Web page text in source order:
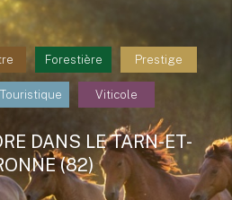
Forestière Prestige
Touristique Viticole
DANS LE TARN-ET-
(82)